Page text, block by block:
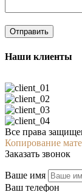
Наши клиенты
Все права
Копирование
Заказать звонок
Ваше имя
Ваш телефон